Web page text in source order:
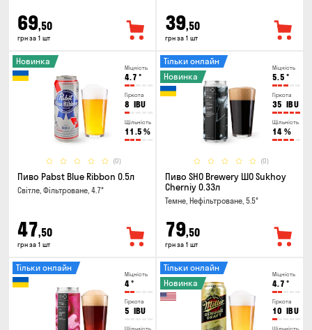
69,50
грн за 1 шт
39,50
грн за 1 шт
Міцність
4.7 °
Гіркота
8 IBU
Щільність
11.5 %
(0)
Новинка
Пиво Pabst Blue Ribbon 0.5л
Світле, Фільтроване, 4.7°
47,50
грн за 1 шт
Міцність
5.5 °
Гіркота
35 IBU
Щільність
14 %
(0)
Тільки онлайн
Новинка
Пиво SHO Brewery ШО Sukhoy
Cherniy 0.33л
Темне, Нефільтроване, 5.5°
79,50
грн за 1 шт
Міцність
4°
Гіркота
5 IBU
Щільність
Тільки онлайн
Міцність
4.7 °
Гіркота
10 IBU
Щільність
Тільки онлайн
Новинка